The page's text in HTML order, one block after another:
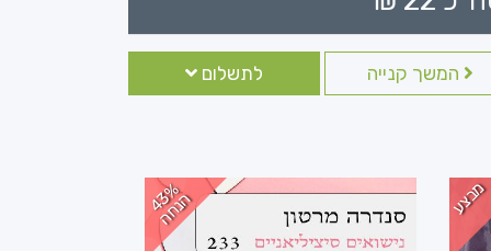
המשך קנייה לתשלום
4
3
%
ה
נ
ח
ה מבצע